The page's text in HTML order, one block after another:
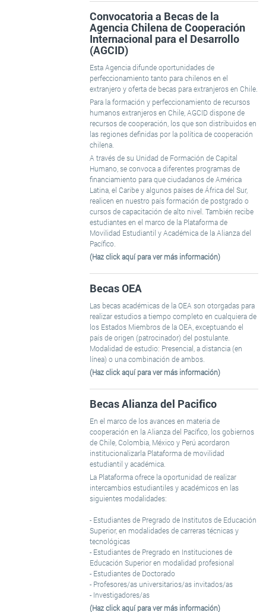
Convocatoria a Becas de la
Agencia Chilena de Cooperación
Internacional para el Desarrollo
(AGCID)
Esta Agencia difunde oportunidades de
perfeccionamiento tanto para chilenos en el
extranjero y oferta de becas para extranjeros en Chile.
Para la formación y perfeccionamiento de recursos
humanos extranjeros en Chile, AGCID dispone de
recursos de cooperación, los que son distribuidos en
las regiones definidas por la política de cooperación
chilena.
A través de su Unidad de Formación de Capital
Humano, se convoca a diferentes programas de
financiamiento para que ciudadanos de América
Latina, el Caribe y algunos países de África del Sur,
realicen en nuestro país formación de postgrado o
cursos de capacitación de alto nivel. También recibe
estudiantes en el marco de la Plataforma de
Movilidad Estudiantil y Académica de la Alianza del
Pacífico.
(Haz click aquí para ver más información)
Becas OEA
Las becas académicas de la OEA son otorgadas para
realizar estudios a tiempo completo en cualquiera de
los Estados Miembros de la OEA, exceptuando el
país de origen (patrocinador) del postulante.
Modalidad de estudio: Presencial, a distancia (en
línea) o una combinación de ambos.
(Haz click aquí para ver más información)
Becas Alianza del Pacifico
En el marco de los avances en materia de
cooperación en la Alianza del Pacífico, los gobiernos
de Chile, Colombia, México y Perú acordaron
institucionalizarla Plataforma de movilidad
estudiantil y académica.
La Plataforma ofrece la oportunidad de realizar
intercambios estudiantiles y académicos en las
siguientes modalidades:
- Estudiantes de Pregrado de Institutos de Educación
Superior, en modalidades de carreras técnicas y
tecnológicas
- Estudiantes de Pregrado en Instituciones de
Educación Superior en modalidad profesional
- Estudiantes de Doctorado
- Profesores/as universitarios/as invitados/as
- Investigadores/as
(Haz click aquí para ver más información)